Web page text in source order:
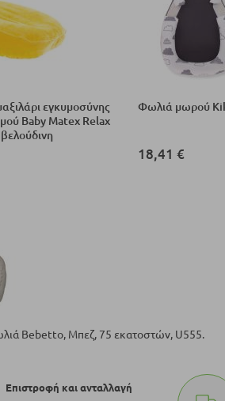
εγκυμοσύνης
Baby Matex Relax
Φωλιά μωρού
18,41 €
Bebetto, Μπεζ, 75 εκατοστών, U555.
Επιστροφή και ανταλλαγή